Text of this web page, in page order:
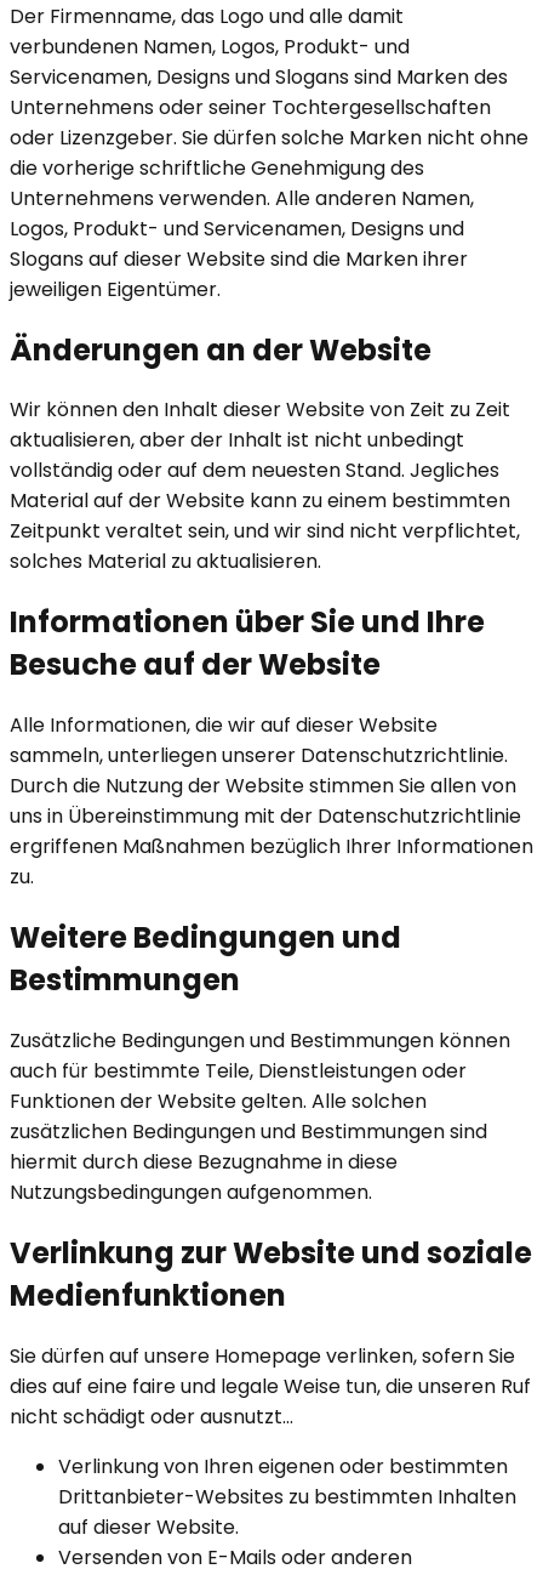
Der Firmenname, das Logo und alle damit
verbundenen Namen, Logos, Produkt- und
Servicenamen, Designs und Slogans sind Marken des
Unternehmens oder seiner Tochtergesellschaften
oder Lizenzgeber. Sie dürfen solche Marken nicht ohne
die vorherige schriftliche Genehmigung des
Unternehmens verwenden. Alle anderen Namen,
Logos, Produkt- und Servicenamen, Designs und
Slogans auf dieser Website sind die Marken ihrer
jeweiligen Eigentümer.
Änderungen an der Website
Wir können den Inhalt dieser Website von Zeit zu Zeit
aktualisieren, aber der Inhalt ist nicht unbedingt
vollständig oder auf dem neuesten Stand. Jegliches
Material auf der Website kann zu einem bestimmten
Zeitpunkt veraltet sein, und wir sind nicht verpflichtet,
solches Material zu aktualisieren.
Informationen über Sie und Ihre
Besuche auf der Website
Alle Informationen, die wir auf dieser Website
sammeln, unterliegen unserer Datenschutzrichtlinie.
Durch die Nutzung der Website stimmen Sie allen von
uns in Übereinstimmung mit der Datenschutzrichtlinie
ergriffenen Maßnahmen bezüglich Ihrer Informationen
zu.
Weitere Bedingungen und
Bestimmungen
Zusätzliche Bedingungen und Bestimmungen können
auch für bestimmte Teile, Dienstleistungen oder
Funktionen der Website gelten. Alle solchen
zusätzlichen Bedingungen und Bestimmungen sind
hiermit durch diese Bezugnahme in diese
Nutzungsbedingungen aufgenommen.
Verlinkung zur Website und soziale
Medienfunktionen
Sie dürfen auf unsere Homepage verlinken, sofern Sie
dies auf eine faire und legale Weise tun, die unseren Ruf
nicht schädigt oder ausnutzt...
Verlinkung von Ihren eigenen oder bestimmten
Drittanbieter-Websites zu bestimmten Inhalten
auf dieser Website.
Versenden von E-Mails oder anderen